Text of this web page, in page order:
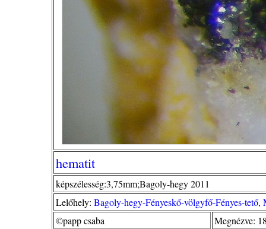
hematit
képszélesség:3,75mm;Bagoly-hegy 2011
Lelőhely: Bagoly-hegy-Fényeskő-völgyfő-Fényes-
©papp csaba
Megnézve: